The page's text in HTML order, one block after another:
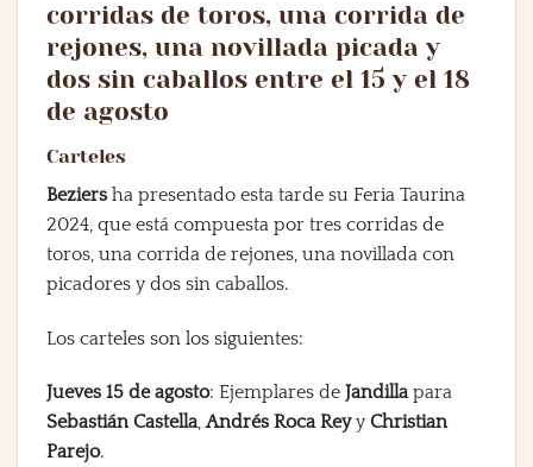
corridas de toros, una corrida de
rejones, una novillada picada y
dos sin caballos entre el 15 y el 18
de agosto
Carteles
Beziers ha presentado esta tarde su Feria Taurina
2024, que está compuesta por tres corridas de
toros, una corrida de rejones, una novillada con
picadores y dos sin caballos.
Los carteles son los siguientes:
Jueves 15 de agosto: Ejemplares de Jandillapara
Sebastián Castella,Andrés Roca Reyy Christian
Parejo.